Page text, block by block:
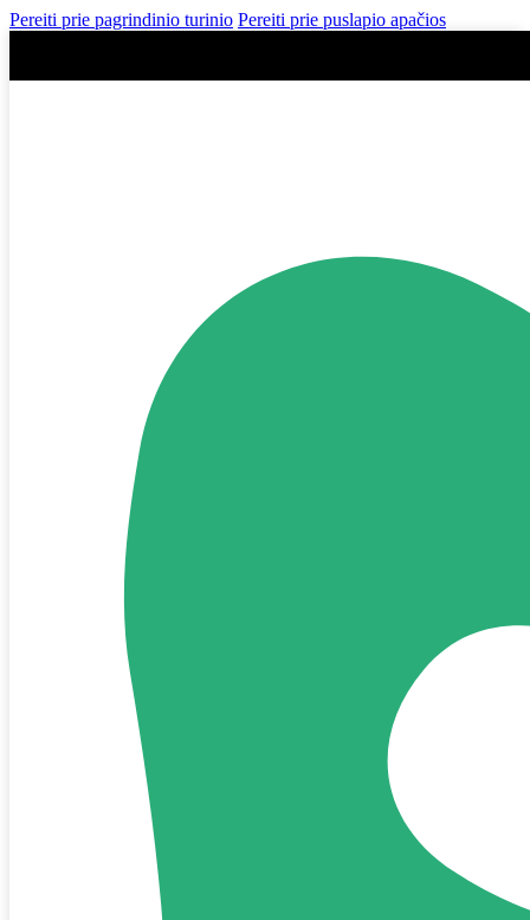
Pereiti prie pagrindinio turinio Pereiti prie puslapio apačios